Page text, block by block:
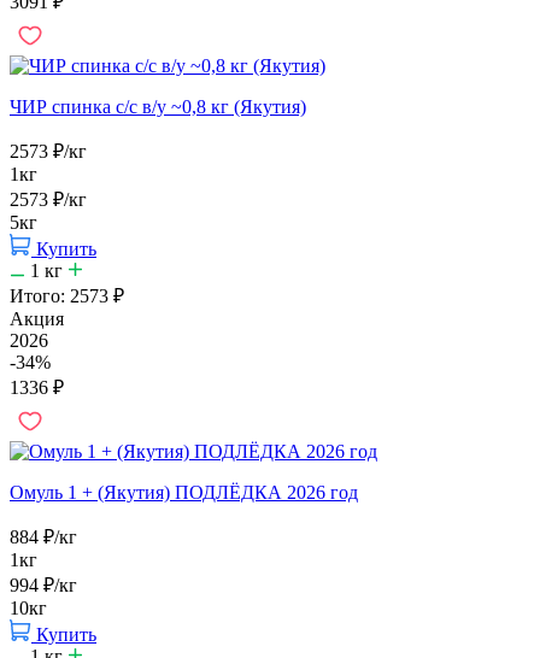
ЧИР спинка с/с в/у ~0,8 кг (Якутия)
2573 ₽/кг
1кг
2573 ₽/кг
5кг
Купить
1 кг
Итого: 2573 ₽
Акция
2026
-34%
1336 ₽
Омуль 1 + (Якутия) ПОДЛЁДКА 2026 год
884 ₽/кг
1кг
994 ₽/кг
10кг
Купить